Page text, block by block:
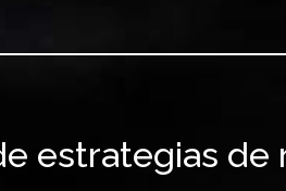
estrategias